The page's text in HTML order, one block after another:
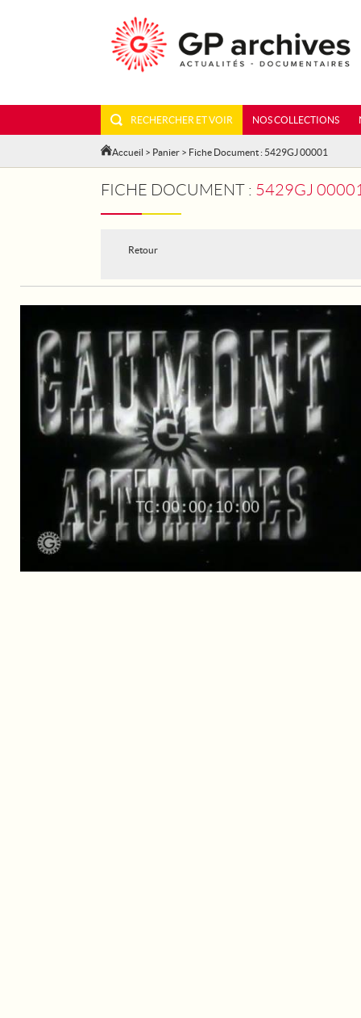
RECHERCHER ET VOIR NOS COLLECTIONS
Accueil > Panier > Fiche Document : 5429GJ 00001
FICHE DOCUMENT : 5429GJ
Retour